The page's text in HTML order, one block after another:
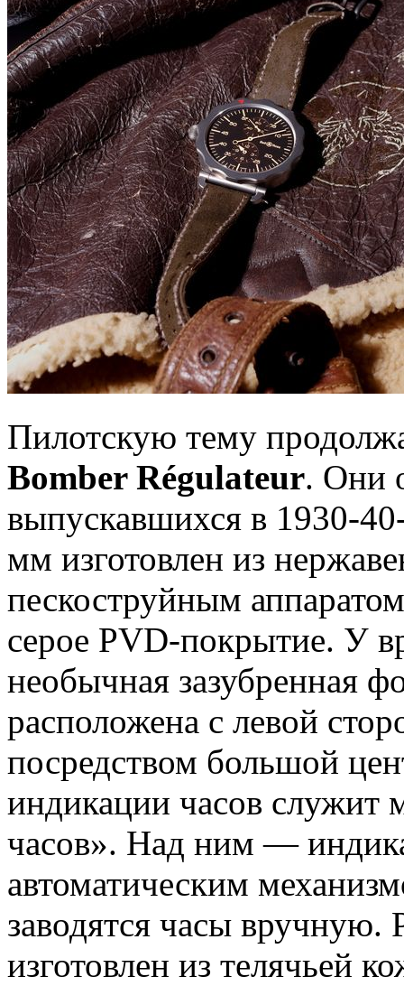
Пилотскую тему
Bomber Régulateur. Они
выпускавшихся в 1930-
мм изготовлен из
пескоструйным
серое PVD-покрытие. У
необычная зазубренная
расположена с левой
посредством большой
индикации часов служит
часов». Над ним —
автоматическим
заводятся часы вручную.
изготовлен из телячьей